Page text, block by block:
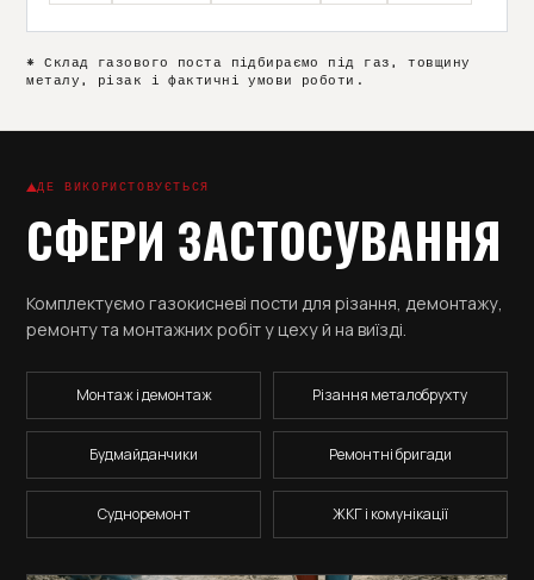
* Склад газового поста підбираємо під газ, товщину
металу, різак і фактичні умови роботи.
ДЕ ВИКОРИСТОВУЄТЬСЯ
СФЕРИ ЗАСТОСУВАННЯ
Комплектуємо газокисневі пости для різання, демонтажу,
ремонту та монтажних робіт у цеху й на виїзді.
Монтаж і демонтаж Різання металобрухту
Будмайданчики Ремонтні бригади
Судноремонт ЖКГ і комунікації